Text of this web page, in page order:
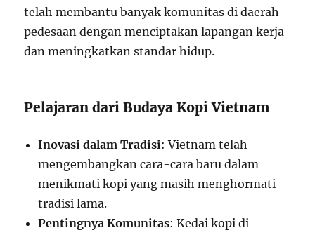
telah membantu banyak komunitas di daerah
pedesaan dengan menciptakan lapangan kerja
dan meningkatkan standar hidup.
Pelajaran dari Budaya Kopi Vietnam
Inovasi dalam Tradisi: Vietnam telah
mengembangkan cara-cara baru dalam
menikmati kopi yang masih menghormati
tradisi lama.
Pentingnya Komunitas: Kedai kopi di